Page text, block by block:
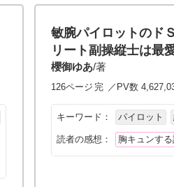
敏腕パイロットのド
リート副操縦士は最
櫻御ゆあ/著
126ページ 完 ／PV数
キーワード： パイロット
読者の感想： 胸キュンす